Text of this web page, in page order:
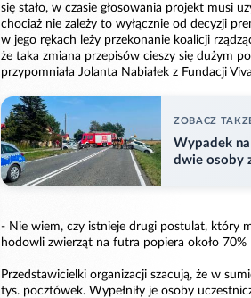
się stało, w czasie głosowania projekt musi
chociaż nie zależy to wyłącznie od decyzji
w jego rękach leży przekonanie koalicji
że taka zmiana przepisów cieszy się dużym
przypomniała Jolanta Nabiałek z Fundacji
ZOBACZ
Wypadek
dwie osoby
- Nie wiem, czy istnieje drugi postulat, który
hodowli zwierząt na futra popiera około 70%
Przedstawicielki organizacji szacują, że w
tys. pocztówek. Wypełniły je osoby